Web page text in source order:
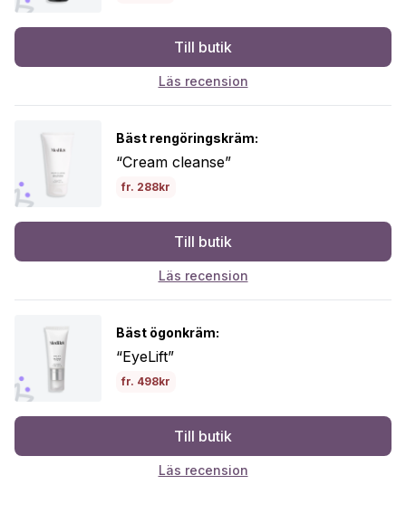
Till butik
Läs recension
Bäst rengöringskräm:
“Cream cleanse”
fr. 288kr
Till butik
Läs recension
Bäst ögonkräm:
“EyeLift”
fr. 498kr
Till butik
Läs recension